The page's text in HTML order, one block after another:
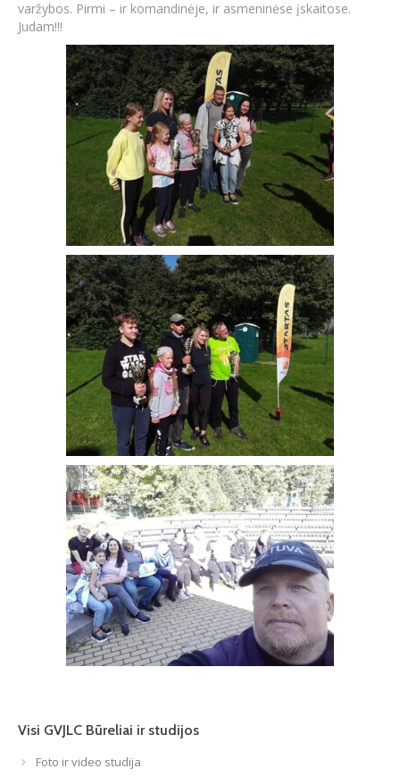
Naujienos
Galerija
varžybos. Pirmi – ir komandinėje, ir asmeninėse įskaitose.
Judam!!!
Visi GVJLC Būreliai ir studijos
Foto ir video studija